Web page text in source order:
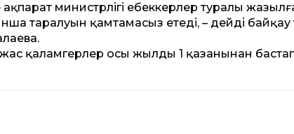
министрлігі еңбеккерлер туралы
таралуын қамтамасыз етеді, – дейді
жас қаламгерлер осы жылдың 1 қазанынан